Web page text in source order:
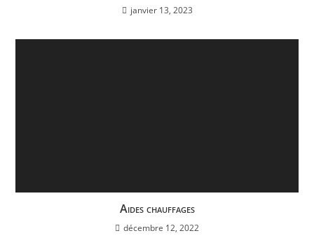
janvier 13, 2023
Aides chauffages
décembre 12, 2022